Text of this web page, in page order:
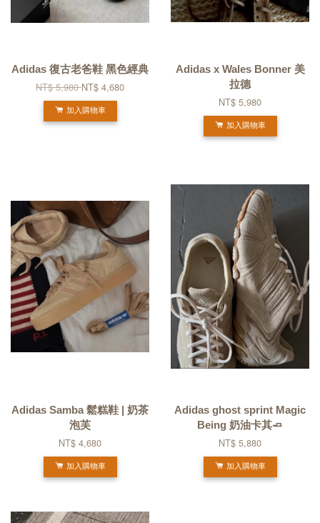
Adidas 復古老爸鞋 黑色經典
NT$ 5,980NT$ 4,680
加入購物車
Adidas x Wales Bonner 美
拉德
NT$ 5,980
加入購物車
Adidas Samba 鬆糕鞋 | 奶茶
泡芙
NT$ 4,680
加入購物車
Adidas ghost sprint Magic
Being 奶油卡其🧈
NT$ 5,880
加入購物車